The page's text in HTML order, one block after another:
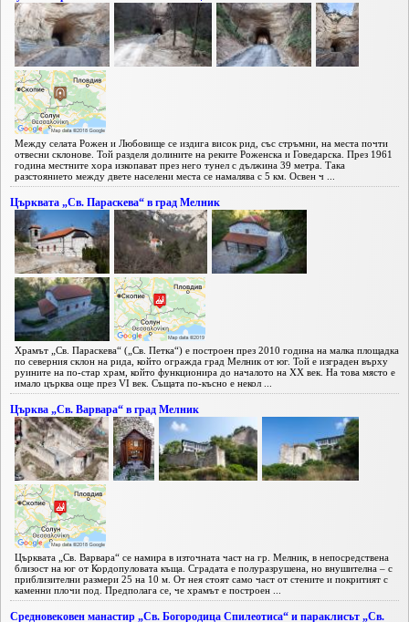
Между селата Рожен и Любовище се издига висок рид, със стръмни, на места почти
отвесни склонове. Той разделя долините на реките Роженска и Говедарска. През 1961
година местните хора изкопават през него тунел с дължина 39 метра. Така
разстоянието между двете населени места се намалява с 5 км. Освен ч ...
Църквата „Св. Параскева“ в град Мелник
Храмът „Св. Параскева“ („Св. Петка“) е построен през 2010 година на малка площадка
по северния склон на рида, който огражда град Мелник от юг. Той е изграден върху
руините на по-стар храм, който функционира до началото на XX век. На това място е
имало църква още през VI век. Същата по-късно е некол ...
Църква „Св. Варвара“ в град Мелник
Църквата „Св. Варвара“ се намира в източната част на гр. Мелник, в непосредствена
близост на юг от Кордопуловата къща. Сградата е полуразрушена, но внушителна – с
приблизителни размери 25 на 10 м. От нея стоят само част от стените и покритият с
каменни плочи под. Предполага се, че храмът е построен ...
Средновековен манастир „Св. Богородица Спилеотиса“ и параклисът „Св.